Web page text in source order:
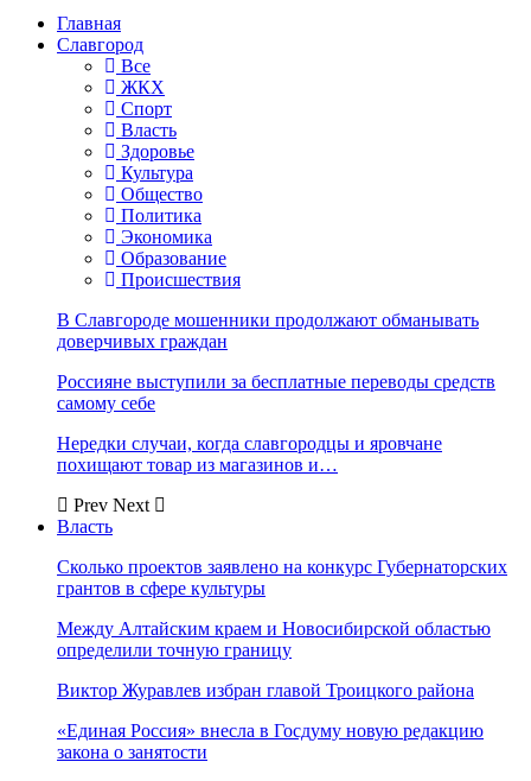
Главная
Славгород
Все
ЖКХ
Спорт
Власть
Здоровье
Культура
Общество
Политика
Экономика
Образование
Происшествия
В Славгороде мошенники продолжают обманывать
доверчивых граждан
Россияне выступили за бесплатные переводы средств
самому себе
Нередки случаи, когда славгородцы и яровчане
похищают товар из магазинов и…
Prev Next
Власть
Сколько проектов заявлено на конкурс Губернаторских
грантов в сфере культуры
Между Алтайским краем и Новосибирской областью
определили точную границу
Виктор Журавлев избран главой Троицкого района
«Единая Россия» внесла в Госдуму новую редакцию
закона о занятости